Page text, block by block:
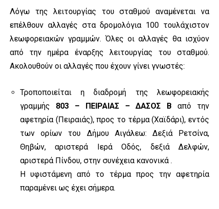
Λόγω της λειτουργίας του σταθμού αναμένεται να
επέλθουν αλλαγές στα δρομολόγια 100 τουλάχιστον
λεωφορειακών γραμμών. Όλες οι αλλαγές θα ισχύον
από την ημέρα έναρξης λειτουργίας του σταθμού.
Ακολουθούν οι αλλαγές που έχουν γίνει γνωστές:
Τροποποιείται η διαδρομή της λεωφορειακής
γραμμής 803 – ΠΕΙΡΑΙΑΣ – ΔΑΣΟΣ Β από την
αφετηρία (Πειραιάς), προς το τέρμα (Χαϊδάρι), εντός
των ορίων του ∆ήµου Αιγάλεω: Δεξιά Ρετσίνα,
Θηβών, αριστερά Ιερά Οδός, δεξιά Δελφών,
αριστερά Πίνδου, στην συνέχεια κανονικά .
Η υφιστάμενηαπό το τέρμα προς την αφετηρία
παραμένει ως έχει σήμερα.